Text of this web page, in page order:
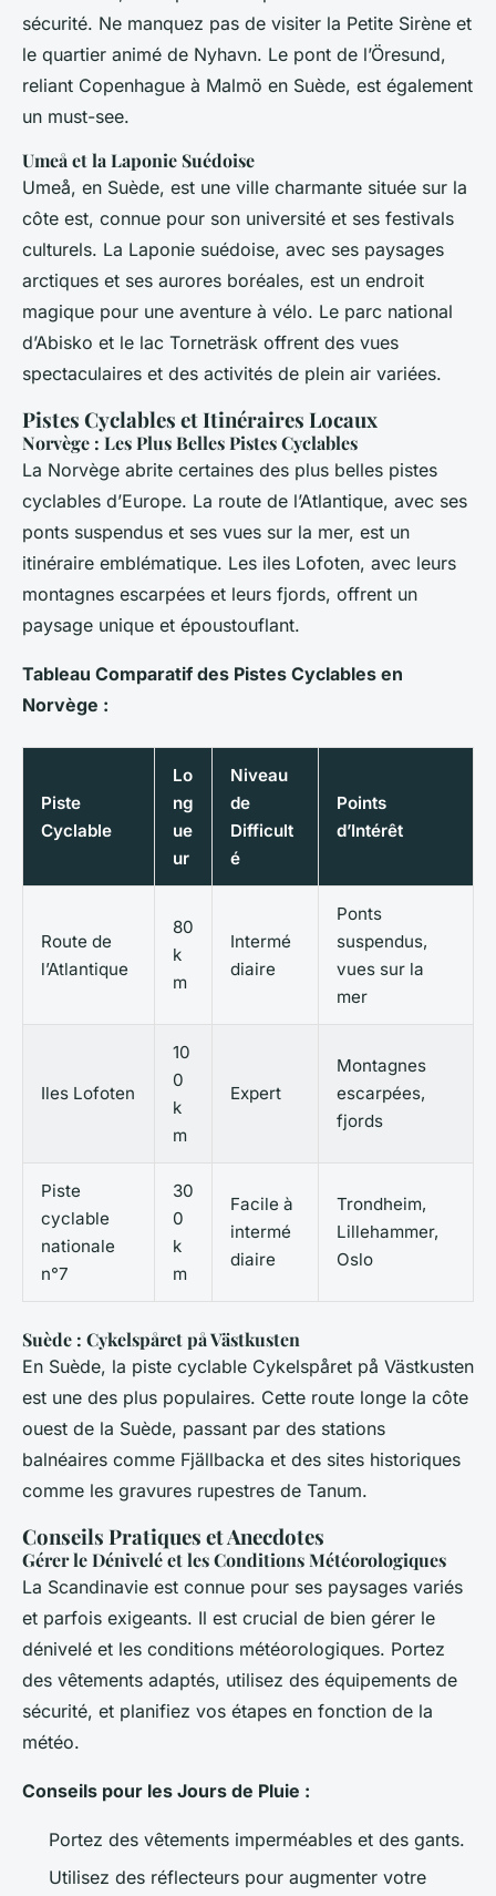
sécurité. Ne manquez pas de visiter la Petite Sirène et
le quartier animé de Nyhavn. Le pont de l’Öresund,
reliant Copenhague à Malmö en Suède, est également
un must-see.
Umeå et la Laponie Suédoise
Umeå, en Suède, est une ville charmante située sur la
côte est, connue pour son université et ses festivals
culturels. La Laponie suédoise, avec ses paysages
arctiques et ses aurores boréales, est un endroit
magique pour une aventure à vélo. Le parc national
d’Abisko et le lac Torneträsk offrent des vues
spectaculaires et des activités de plein air variées.
Pistes Cyclables et Itinéraires Locaux
Norvège : Les Plus Belles Pistes Cyclables
La Norvège abrite certaines des plus belles pistes
cyclables d’Europe. La route de l’Atlantique, avec ses
ponts suspendus et ses vues sur la mer, est un
itinéraire emblématique. Les iles Lofoten, avec leurs
montagnes escarpées et leurs fjords, offrent un
paysage unique et époustouflant.
Tableau Comparatif des Pistes Cyclables en
Norvège :
Piste
Cyclable
Lo
ng
ue
ur
Niveau
de
Difficult
é
Points
d’Intérêt
Route de
l’Atlantique
80
k
m
Intermé
diaire
Ponts
suspendus,
vues sur la
mer
Iles Lofoten
10
0
k
m
Expert
Montagnes
escarpées,
fjords
Piste
cyclable
nationale
n°7
30
0
k
m
Facile à
intermé
diaire
Trondheim,
Lillehammer,
Oslo
Suède : Cykelspåret på Västkusten
En Suède, la piste cyclable Cykelspåret på Västkusten
est une des plus populaires. Cette route longe la côte
ouest de la Suède, passant par des stations
balnéaires comme Fjällbacka et des sites historiques
comme les gravures rupestres de Tanum.
Conseils Pratiques et Anecdotes
Gérer le Dénivelé et les Conditions Météorologiques
La Scandinavie est connue pour ses paysages variés
et parfois exigeants. Il est crucial de bien gérer le
dénivelé et les conditions météorologiques. Portez
des vêtements adaptés, utilisez des équipements de
sécurité, et planifiez vos étapes en fonction de la
météo.
Conseils pour les Jours de Pluie :
Portez des vêtements imperméables et des gants.
Utilisez des réflecteurs pour augmenter votre